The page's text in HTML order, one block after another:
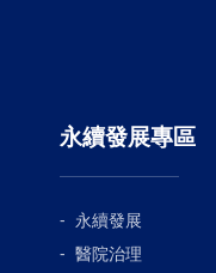
永續發展專區
永續發展
醫院治理